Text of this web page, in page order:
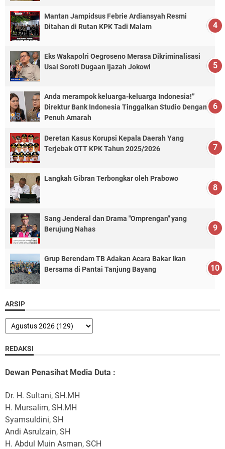
Mantan Jampidsus Febrie Ardiansyah Resmi
Ditahan di Rutan KPK Tadi Malam
Eks Wakapolri Oegroseno Merasa Dikriminalisasi
Usai Soroti Dugaan Ijazah Jokowi
Anda merampok keluarga-keluarga Indonesia!”
Direktur Bank Indonesia Tinggalkan Studio Dengan
Penuh Amarah
Deretan Kasus Korupsi Kepala Daerah Yang
Terjebak OTT KPK Tahun 2025/2026
Langkah Gibran Terbongkar oleh Prabowo
Sang Jenderal dan Drama "Omprengan" yang
Berujung Nahas
Grup Berendam TB Adakan Acara Bakar Ikan
Bersama di Pantai Tanjung Bayang
ARSIP
REDAKSI
Dewan Penasihat Media Duta :
Dr. H. Sultani, SH.MH
H. Mursalim, SH.MH
Syamsuldini, SH
Andi Asrulzain, SH
H. Abdul Muin Asman, SCH